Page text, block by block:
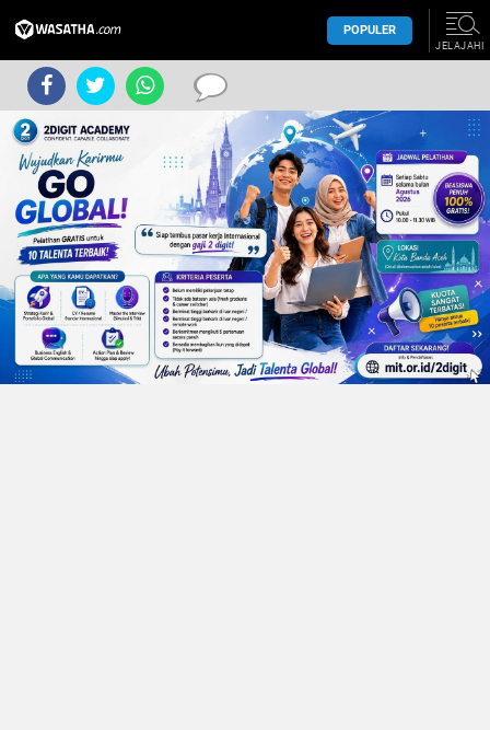
POPULER
JELAJAHI